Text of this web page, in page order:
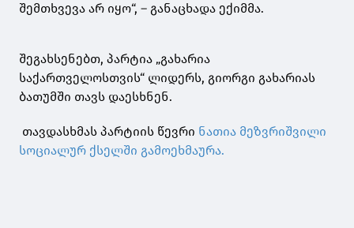
შემთხვევა არ იყო“, – განაცხადა ექიმმა.
შეგახსენებთ, პარტია „გახარია
საქართველოსთვის“ ლიდერს, გიორგი გახარიას
ბათუმში თავს დაესხნენ.
თავდასხმას პარტიის წევრი ნათია მეზვრიშვილი
სოციალურ ქსელში გამოეხმაურა.